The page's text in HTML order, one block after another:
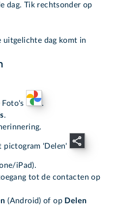
dag. Tik rechtsonder op
uitgelichte dag komt in
Foto's
.
.
pictogram 'Delen'
iPad).
tot de contacten op
(Android) of op Delen